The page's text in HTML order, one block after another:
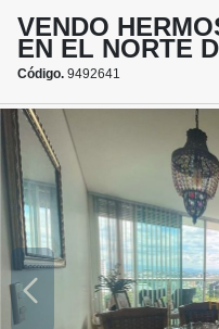
VENDO
EN EL NORTE
Código. 9492641